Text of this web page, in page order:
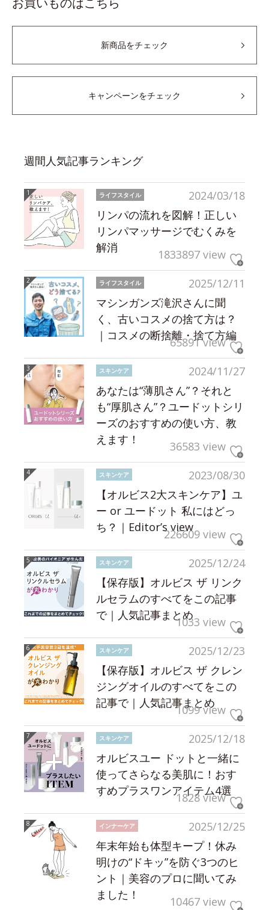
新商品をチェック
キャンペーンをチェック
週間人気記事ランキング
2024/03/18
ライフスタイル
リンパの流れを図解！正しい
リンパマッサージでむくみを
解消
1833897 view
2025/12/11
ライフスタイル
マシンガンズ滝沢さんに聞
く、古いコスメの捨て方は？
｜コスメの断捨離・捨て方編
65891 view
2024/11/27
スキンケア
あなたは“薄肌さん”？それと
も“厚肌さん”？ユードットシリ
ーズのおすすめの使い方、教
えます！
36583 view
2023/08/30
スキンケア
【オルビス2大スキンケア】ユ
ー or ユードット 私にはどっ
ち？｜Editor’s view226609 view
2025/12/24
スキンケア
【保存版】オルビス ザ リンク
ルセラムのすべてをこの記事
で｜人気記事まとめ1033 view
2025/12/23
スキンケア
【保存版】オルビス ザ クレン
ジングオイルのすべてをこの
記事で｜人気記事まとめ
1099 view
2025/12/18
スキンケア
オルビスユー ドットと一緒に
使ってさらなる美肌に！おす
すめプラスワンアイテム4選
1828 view
2025/12/25
インナーケア
年末年始も体型キープ！休み
明けの“ドキッ”を防ぐ3つのヒ
ント｜美容のプロに聞いてみ
ました！
10467 view